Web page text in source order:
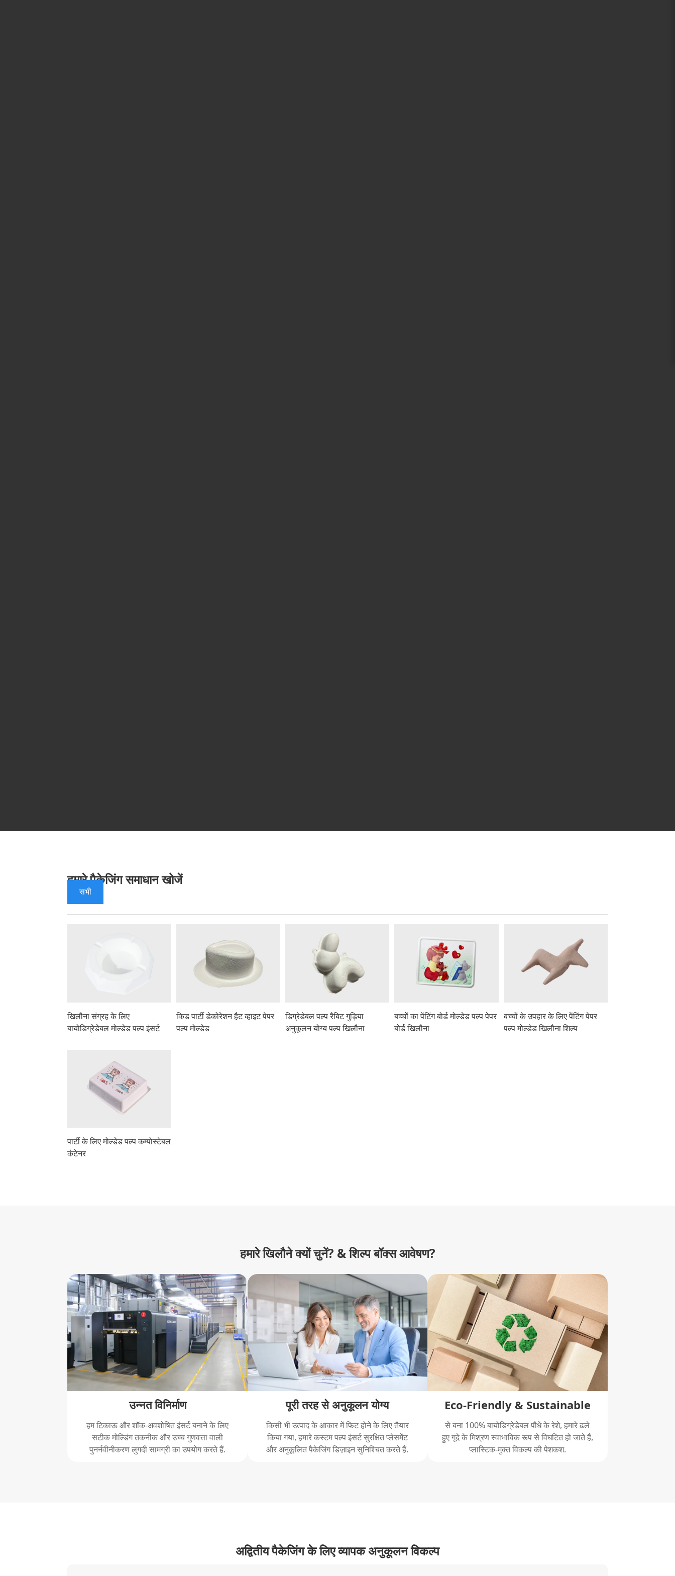
हमारे पैकेजिंग समाधान खोजें
सभी
खिलौना संग्रह के लिए
बायोडिग्रेडेबल मोल्डेड पल्प इंसर्ट
किड पार्टी डेकोरेशन हैट व्हाइट पेपर
पल्प मोल्डेड
डिग्रेडेबल पल्प रैबिट गुड़िया
अनुकूलन योग्य पल्प खिलौना
बच्चों का पेंटिंग बोर्ड मोल्डेड पल्प पेपर
बोर्ड खिलौना
बच्चों के उपहार के लिए पेंटिंग पेपर
पल्प मोल्डेड खिलौना शिल्प
पार्टी के लिए मोल्डेड पल्प कम्पोस्टेबल
कंटेनर
हमारे खिलौने क्यों चुनें? & शिल्प बॉक्स आवेषण?
उन्नत विनिर्माण
हम टिकाऊ और शॉक-अवशोषित इंसर्ट बनाने के लिए
सटीक मोल्डिंग तकनीक और उच्च गुणवत्ता वाली
पुनर्नवीनीकरण लुगदी सामग्री का उपयोग करते हैं.
पूरी तरह से अनुकूलन योग्य
किसी भी उत्पाद के आकार में फिट होने के लिए तैयार
किया गया, हमारे कस्टम पल्प इंसर्ट सुरक्षित प्लेसमेंट
और अनुकूलित पैकेजिंग डिज़ाइन सुनिश्चित करते हैं.
Eco-Friendly & Sustainable
से बना 100% बायोडिग्रेडेबल पौधे के रेशे, हमारे ढले
हुए गूदे के मिश्रण स्वाभाविक रूप से विघटित हो जाते हैं,
प्लास्टिक-मुक्त विकल्प की पेशकश.
अद्वितीय पैकेजिंग के लिए व्यापक अनुकूलन विकल्प